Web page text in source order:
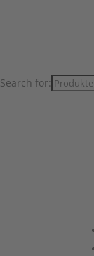
Search for: